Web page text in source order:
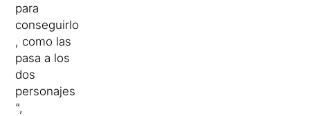
para
conseguirlo
, como las
pasa a los
dos
personajes
“,